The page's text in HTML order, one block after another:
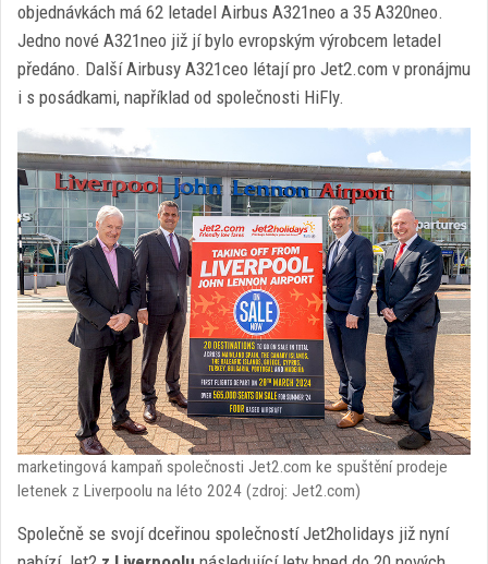
objednávkách má 62 letadel Airbus A321neo a 35 A320neo.
Jedno nové A321neo již jí bylo evropským výrobcem letadel
předáno. Další Airbusy A321ceo létají pro Jet2.com v pronájmu
i s posádkami, například od společnosti HiFly.
marketingová kampaň společnosti Jet2.com ke spuštění prodeje
letenek z Liverpoolu na léto 2024 (zdroj: Jet2.com)
Společně se svojí dceřinou společností Jet2holidays již nyní